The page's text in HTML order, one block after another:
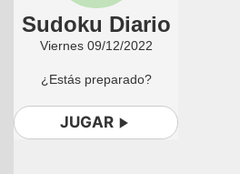
Sudoku Diario
Viernes 09/12/2022
¿Estás preparado?
JUGAR